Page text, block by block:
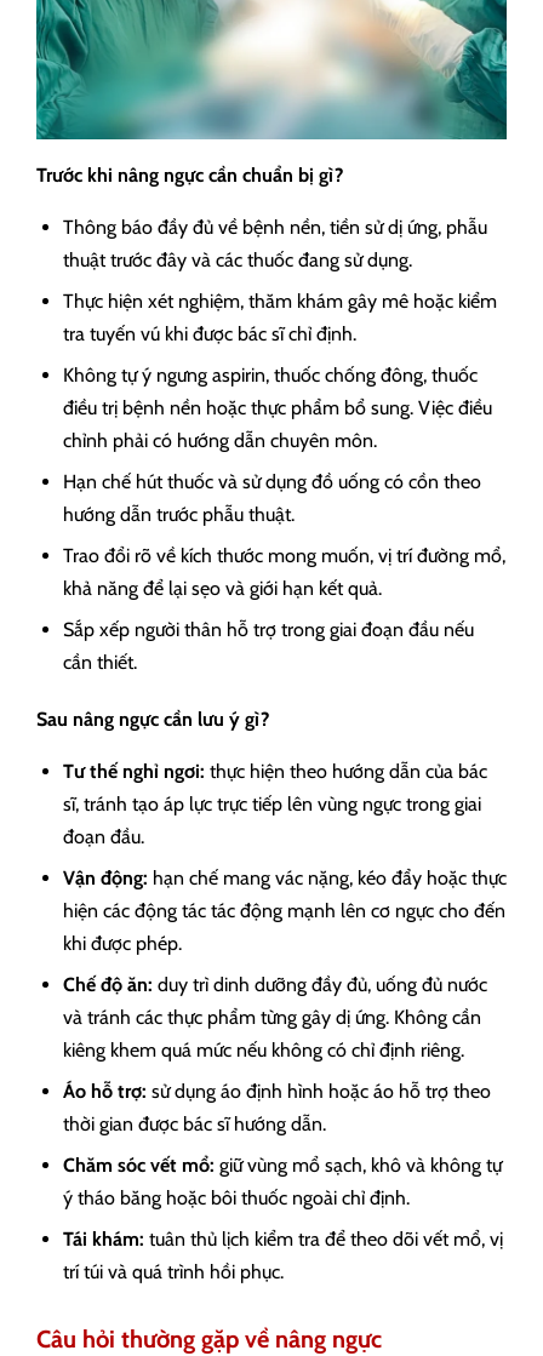
Trước khi nâng ngực cần chuẩn bị gì?
Thông báo đầy đủ về bệnh nền, tiền sử dị ứng, phẫu
thuật trước đây và các thuốc đang sử dụng.
Thực hiện xét nghiệm, thăm khám gây mê hoặc kiểm
tra tuyến vú khi được bác sĩ chỉ định.
Không tự ý ngưng aspirin, thuốc chống đông, thuốc
điều trị bệnh nền hoặc thực phẩm bổ sung. Việc điều
chỉnh phải có hướng dẫn chuyên môn.
Hạn chế hút thuốc và sử dụng đồ uống có cồn theo
hướng dẫn trước phẫu thuật.
Trao đổi rõ về kích thước mong muốn, vị trí đường mổ,
khả năng để lại sẹo và giới hạn kết quả.
Sắp xếp người thân hỗ trợ trong giai đoạn đầu nếu
cần thiết.
Sau nâng ngực cần lưu ý gì?
Tư thế nghỉ ngơi: thực hiện theo hướng dẫn của bác
sĩ, tránh tạo áp lực trực tiếp lên vùng ngực trong giai
đoạn đầu.
Vận động: hạn chế mang vác nặng, kéo đẩy hoặc thực
hiện các động tác tác động mạnh lên cơ ngực cho đến
khi được phép.
Chế độ ăn: duy trì dinh dưỡng đầy đủ, uống đủ nước
và tránh các thực phẩm từng gây dị ứng. Không cần
kiêng khem quá mức nếu không có chỉ định riêng.
Áo hỗ trợ: sử dụng áo định hình hoặc áo hỗ trợ theo
thời gian được bác sĩ hướng dẫn.
Chăm sóc vết mổ: giữ vùng mổ sạch, khô và không tự
ý tháo băng hoặc bôi thuốc ngoài chỉ định.
Tái khám: tuân thủ lịch kiểm tra để theo dõi vết mổ, vị
trí túi và quá trình hồi phục.
Câu hỏi thường gặp về nâng ngực